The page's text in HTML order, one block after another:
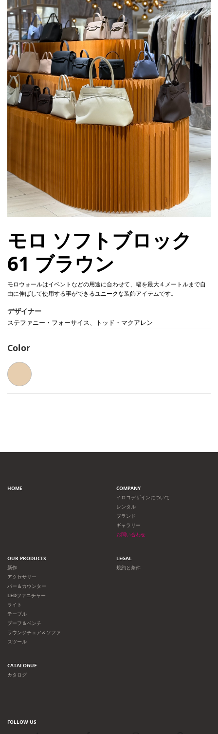
モロ ソフトブロック
61 ブラウン
モロウォールはイベントなどの用途に合わせて、幅を最大４メートルまで自
由に伸ばして使用する事ができるユニークな装飾アイテムです。
デザイナー
ステファニー・フォーサイス、トッド・マクアレン
Color
HOME
COMPANY
イロコデザインについて
レンタル
ブランド
ギャラリー
お問い合わせ
OUR PRODUCTS
新作
アクセサリー
バー＆カウンター
LEDファニチャー
ライト
テーブル
プーフ＆ベンチ
ラウンジチェア＆ソファ
スツール
LEGAL
規約と条件
CATALOGUE
カタログ
FOLLOW US